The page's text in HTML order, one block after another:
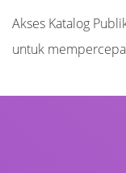
Akses Katalog
untuk